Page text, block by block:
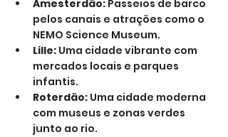
Amesterdão: Passeios de barco
pelos canais e atrações como o
NEMO Science Museum.
Lille: Uma cidade vibrante com
mercados locais e parques
infantis.
Roterdão: Uma cidade moderna
com museus e zonas verdes
junto ao rio.